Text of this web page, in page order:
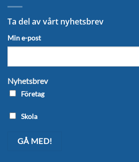
Ta del av vårt nyhetsbrev
Min e-post
Nyhetsbrev
Företag
Skola